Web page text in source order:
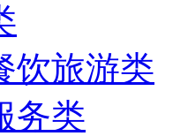
饮旅游类
务类